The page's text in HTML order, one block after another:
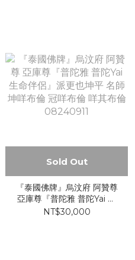
Sold Out
『泰國佛牌』烏汶府 阿贊尊
亞庫尊『普陀雅 普陀Yai 生
命伴侶』派更也坤平 名師 坤
NT$30,000